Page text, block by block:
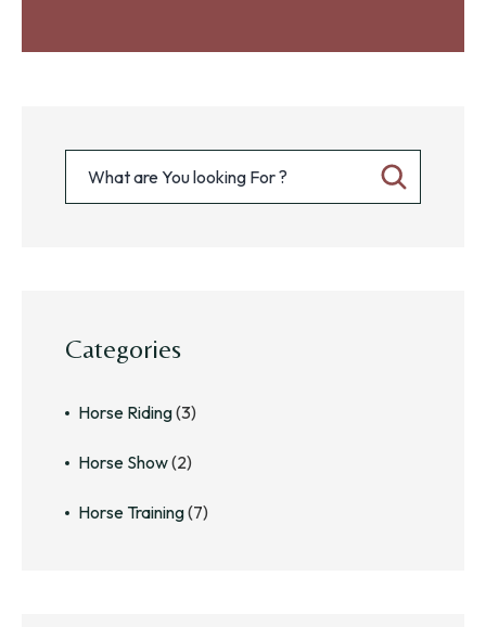
Categories
Horse Riding(3)
Horse Show(2)
Horse Training(7)